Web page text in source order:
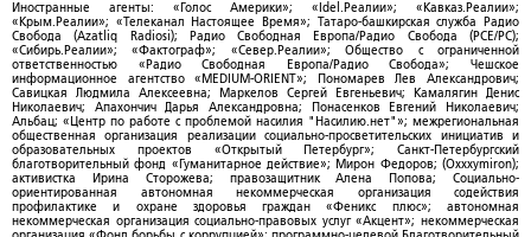
Иностранные агенты: «Голос Америки»; «Idel.Реалии»; «Кавказ.Реалии»;
«Крым.Реалии»; «Телеканал Настоящее Время»; Татаро-башкирская служба Радио
Свобода (Azatliq Radiosi); Радио Свободная Европа/Радио Свобода (PCE/PC);
«Сибирь.Реалии»; «Фактограф»; «Север.Реалии»; Общество с ограниченной
ответственностью «Радио Свободная Европа/Радио Свобода»; Чешское
информационное агентство «MEDIUM-ORIENT»; Пономарев Лев Александрович;
Савицкая Людмила Алексеевна; Маркелов Сергей Евгеньевич; Камалягин Денис
Николаевич; Апахончич Дарья Александровна; Понасенков Евгений Николаевич;
Альбац; «Центр по работе с проблемой насилия "Насилию.нет"»; межрегиональная
общественная организация реализации социально-просветительских инициатив и
образовательных проектов «Открытый Петербург»; Санкт-Петербургский
благотворительный фонд «Гуманитарное действие»; Мирон Федоров; (Oxxxymiron);
активистка Ирина Сторожева; правозащитник Алена Попова; Социально-
ориентированная автономная некоммерческая организация содействия
профилактике и охране здоровья граждан «Феникс плюс»; автономная
некоммерческая организация социально-правовых услуг «Акцент»; некоммерческая